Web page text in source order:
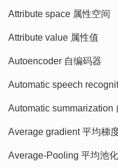
Attribute space 属性空间
Attribute value 属性值
Autoencoder 自编码器
Automatic speech
Automatic summarization
Average gradient 平均梯
Average-Pooling 平均池化